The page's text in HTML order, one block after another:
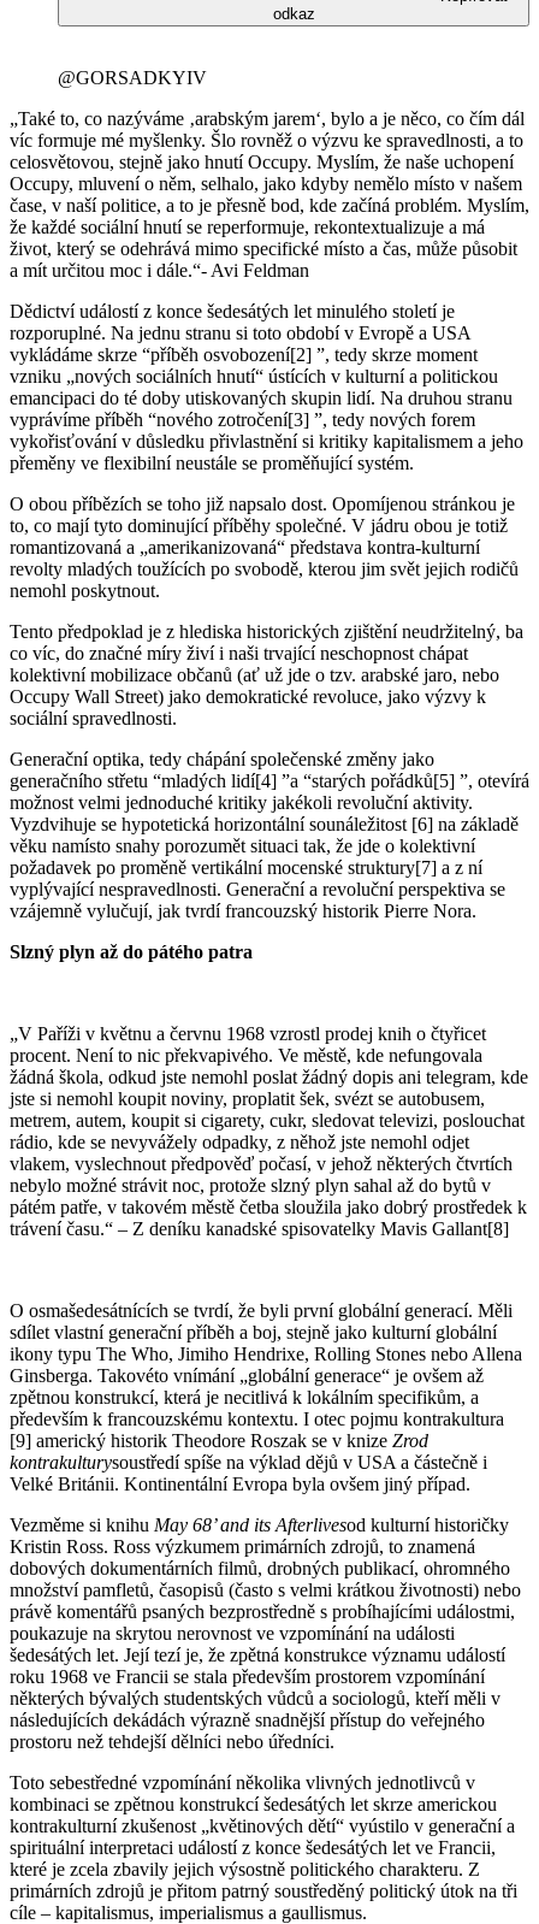
odkaz
@GORSADKYIV
„Také to, co nazýváme ‚arabským jarem‘, bylo a je něco, co čím dál
víc formuje mé myšlenky. Šlo rovněž o výzvu ke spravedlnosti, a to
celosvětovou, stejně jako hnutí Occupy. Myslím, že naše uchopení
Occupy, mluvení o něm, selhalo, jako kdyby nemělo místo v našem
čase, v naší politice, a to je přesně bod, kde začíná problém. Myslím,
že každé sociální hnutí se reperformuje, rekontextualizuje a má
život, který se odehrává mimo specifické místo a čas, může působit
a mít určitou moc i dále.“- Avi Feldman
Dědictví událostí z konce šedesátých let minulého století je
rozporuplné. Na jednu stranu si toto období v Evropě a USA
vykládáme skrze “příběh osvobození[2] ”, tedy skrze moment
vzniku „nových sociálních hnutí“ ústících v kulturní a politickou
emancipaci do té doby utiskovaných skupin lidí. Na druhou stranu
vyprávíme příběh “nového zotročení[3] ”, tedy nových forem
vykořisťování v důsledku přivlastnění si kritiky kapitalismem a jeho
přeměny ve flexibilní neustále se proměňující systém.
O obou příbězích se toho již napsalo dost. Opomíjenou stránkou je
to, co mají tyto dominující příběhy společné. V jádru obou je totiž
romantizovaná a „amerikanizovaná“ představa kontra-kulturní
revolty mladých toužících po svobodě, kterou jim svět jejich rodičů
nemohl poskytnout.
Tento předpoklad je z hlediska historických zjištění neudržitelný, ba
co víc, do značné míry živí i naši trvající neschopnost chápat
kolektivní mobilizace občanů (ať už jde o tzv. arabské jaro, nebo
Occupy Wall Street) jako demokratické revoluce, jako výzvy k
sociální spravedlnosti.
Generační optika, tedy chápání společenské změny jako
generačního střetu “mladých lidí[4] ”a “starých pořádků[5] ”, otevírá
možnost velmi jednoduché kritiky jakékoli revoluční aktivity.
Vyzdvihuje se hypotetická horizontální sounáležitost [6] na základě
věku namísto snahy porozumět situaci tak, že jde o kolektivní
požadavek po proměně vertikální mocenské struktury[7] a z ní
vyplývající nespravedlnosti. Generační a revoluční perspektiva se
vzájemně vylučují, jak tvrdí francouzský historik Pierre Nora.
Slzný plyn až do pátého patra
„V Paříži v květnu a červnu 1968 vzrostl prodej knih o čtyřicet
procent. Není to nic překvapivého. Ve městě, kde nefungovala
žádná škola, odkud jste nemohl poslat žádný dopis ani telegram, kde
jste si nemohl koupit noviny, proplatit šek, svézt se autobusem,
metrem, autem, koupit si cigarety, cukr, sledovat televizi, poslouchat
rádio, kde se nevyvážely odpadky, z něhož jste nemohl odjet
vlakem, vyslechnout předpověď počasí, v jehož některých čtvrtích
nebylo možné strávit noc, protože slzný plyn sahal až do bytů v
pátém patře, v takovém městě četba sloužila jako dobrý prostředek k
trávení času.“ – Z deníku kanadské spisovatelky Mavis Gallant[8]
O osmašedesátnících se tvrdí, že byli první globální generací. Měli
sdílet vlastní generační příběh a boj, stejně jako kulturní globální
ikony typu The Who, Jimiho Hendrixe, Rolling Stones nebo Allena
Ginsberga. Takovéto vnímání „globální generace“ je ovšem až
zpětnou konstrukcí, která je necitlivá k lokálním specifikům, a
především k francouzskému kontextu. I otec pojmu kontrakultura
[9] americký historik Theodore Roszak se v knize Zrod
kontrakulturysoustředí spíše na výklad dějů v USA a částečně i
Velké Británii. Kontinentální Evropa byla ovšem jiný případ.
Vezměme si knihu May 68’ and its Afterlivesod kulturní historičky
Kristin Ross. Ross výzkumem primárních zdrojů, to znamená
dobových dokumentárních filmů, drobných publikací, ohromného
množství pamfletů, časopisů (často s velmi krátkou životnosti) nebo
právě komentářů psaných bezprostředně s probíhajícími událostmi,
poukazuje na skrytou nerovnost ve vzpomínání na události
šedesátých let. Její tezí je, že zpětná konstrukce významu událostí
roku 1968 ve Francii se stala především prostorem vzpomínání
některých bývalých studentských vůdců a sociologů, kteří měli v
následujících dekádách výrazně snadnější přístup do veřejného
prostoru než tehdejší dělníci nebo úředníci.
Toto sebestředné vzpomínání několika vlivných jednotlivců v
kombinaci se zpětnou konstrukcí šedesátých let skrze americkou
kontrakulturní zkušenost „květinových dětí“ vyústilo v generační a
spirituální interpretaci událostí z konce šedesátých let ve Francii,
které je zcela zbavily jejich výsostně politického charakteru. Z
primárních zdrojů je přitom patrný soustředěný politický útok na tři
cíle – kapitalismus, imperialismus a gaullismus.